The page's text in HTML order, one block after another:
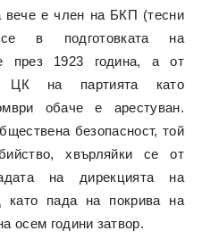
вече е член на БКП (тесни
в подготовката на
през 1923 година, а от
ЦК на партията като
обаче е арестуван.
безопасност, той
хвърляйки се от
на дирекцията на
като пада на покрива на
осем години затвор.